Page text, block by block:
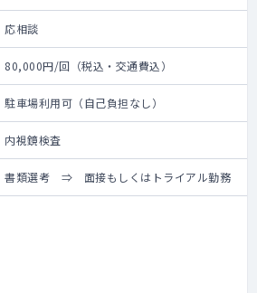
応相談
80,000円/回（税込・交通費込）
駐車場利用可（自己負担なし）
内視鏡検査
書類選考 ⇒ 面接もしくはトライアル勤務